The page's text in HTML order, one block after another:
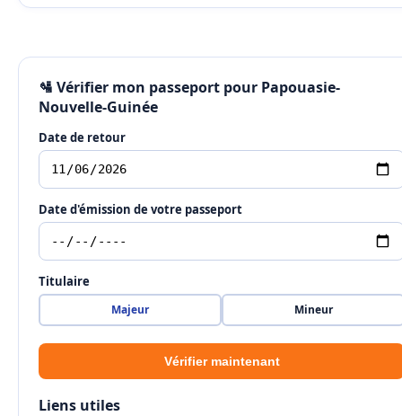
🛂 Vérifier mon passeport pour Papouasie-
Nouvelle-Guinée
Date de retour
Date d'émission de votre passeport
Titulaire
Majeur Mineur
Vérifier maintenant
Liens utiles